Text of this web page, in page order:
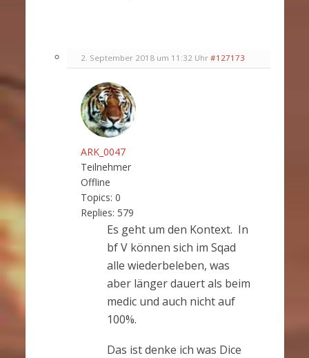
2. September 2018 um 11:32 Uhr #127173
ARK_0047
Teilnehmer
Offline
Topics: 0
Replies: 579
Es geht um den Kontext. In
bf V können sich im Sqad
alle wiederbeleben, was
aber länger dauert als beim
medic und auch nicht auf
100%.
Das ist denke ich was Dice